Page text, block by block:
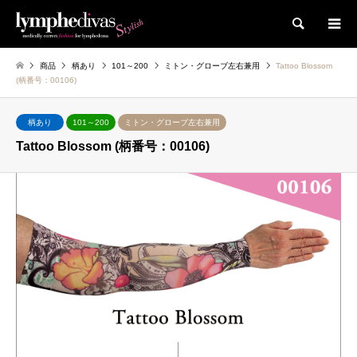
検索
商品 柄あり 101～200 ミトン・グローブ左右兼用
Tattoo Blossom
(柄番号：00106)
柄あり 101～200 ミトン・グローブ左右兼用
Tattoo Blossom (柄番号：00106)